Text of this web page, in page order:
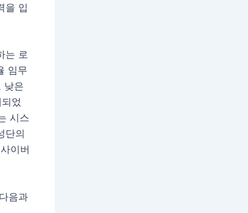
을 입
는 로
임무
낮은
었
시스
단의
이버
음과